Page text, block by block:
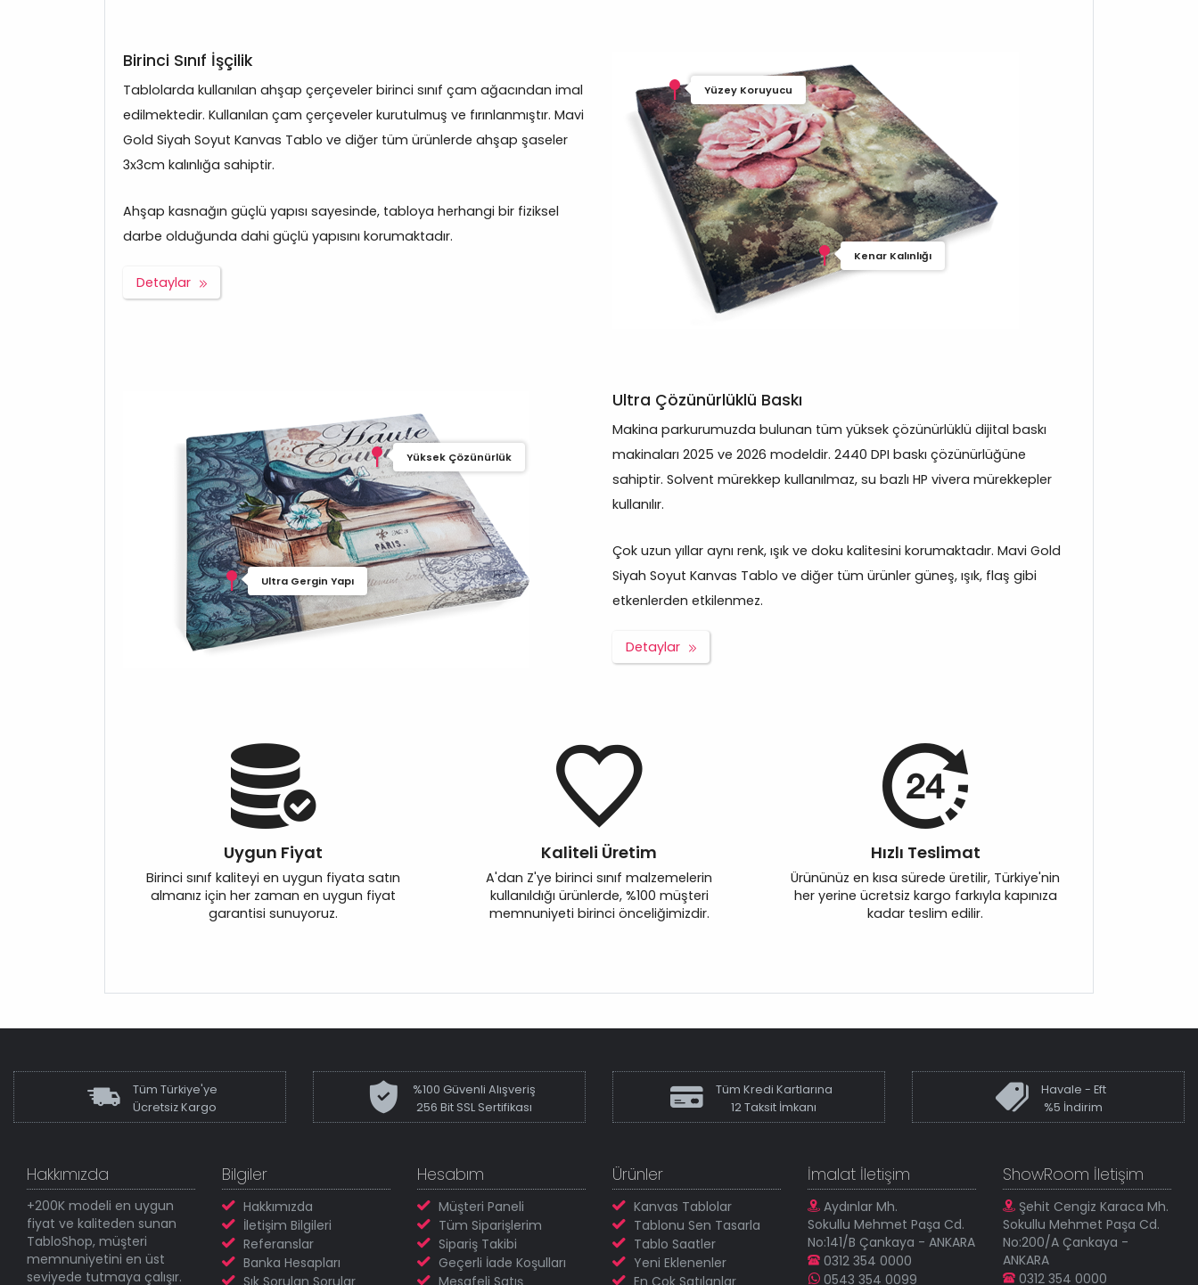
Birinci Sınıf İşçilik
Tablolarda kullanılan ahşap çerçeveler birinci sınıf çam ağacından imal
edilmektedir. Kullanılan çam çerçeveler kurutulmuş ve fırınlanmıştır. Mavi
Gold Siyah Soyut Kanvas Tablo ve diğer tüm ürünlerde ahşap şaseler
3x3cm kalınlığa sahiptir.
Ahşap kasnağın güçlü yapısı sayesinde, tabloya herhangi bir fiziksel
darbe olduğunda dahi güçlü yapısını korumaktadır.
Detaylar
Yüzey Koruyucu
Kenar Kalınlığı
Yüksek Çözünürlük
Ultra Gergin Yapı
Ultra Çözünürlüklü Baskı
Makina parkurumuzda bulunan tüm yüksek çözünürlüklü dijital baskı
makinaları 2025 ve 2026 modeldir. 2440 DPI baskı çözünürlüğüne
sahiptir. Solvent mürekkep kullanılmaz, su bazlı HP vivera mürekkepler
kullanılır.
Çok uzun yıllar aynı renk, ışık ve doku kalitesini korumaktadır. Mavi Gold
Siyah Soyut Kanvas Tablo ve diğer tüm ürünler güneş, ışık, flaş gibi
etkenlerden etkilenmez.
Detaylar
Uygun Fiyat
Birinci sınıf kaliteyi en uygun fiyata satın
almanız için her zaman en uygun fiyat
garantisi sunuyoruz.
Kaliteli Üretim
A'dan Z'ye birinci sınıf malzemelerin
kullanıldığı ürünlerde, %100 müşteri
memnuniyeti birinci önceliğimizdir.
Hızlı Teslimat
Ürününüz en kısa sürede üretilir, Türkiye'nin
her yerine ücretsiz kargo farkıyla kapınıza
kadar teslim edilir.
Tüm Türkiye'ye
Ücretsiz Kargo
%100 Güvenli Alışveriş
256 Bit SSL Sertifikası
Tüm Kredi Kartlarına
12 Taksit İmkanı
Havale - Eft
%5 İndirim
Hakkımızda
+200K modeli en uygun
fiyat ve kaliteden sunan
TabloShop, müşteri
memnuniyetini en üst
seviyede tutmaya çalışır.
Bilgiler
Hakkımızda
İletişim Bilgileri
Referanslar
Banka Hesapları
Hesabım
Müşteri Paneli
Tüm Siparişlerim
Sipariş Takibi
Geçerli İade Koşulları
Ürünler
Kanvas Tablolar
Tablonu Sen Tasarla
Tablo Saatler
Yeni Eklenenler
İmalat İletişim
Aydınlar Mh.
Sokullu Mehmet Paşa Cd.
No:141/B Çankaya - ANKARA
0312 354 0000
0543 354 0099
ShowRoom İletişim
Şehit Cengiz Karaca Mh.
Sokullu Mehmet Paşa Cd.
No:200/A Çankaya -
ANKARA
0312 354 0000